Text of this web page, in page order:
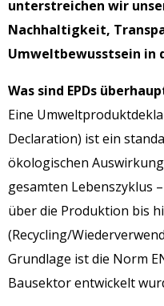
unterstreichen wir
Nachhaltigkeit,
Umweltbewusstsein in
Was sind EPDs
Eine
Declaration) ist ein
ökologischen
gesamten Lebenszyklus
über die Produktion bis
(Recycling/
Grundlage ist die Norm
Bausektor entwickelt